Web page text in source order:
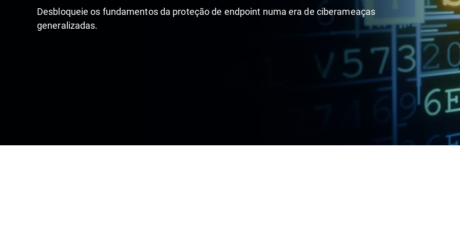
Desbloqueie os fundamentos da proteção de endpoint numa era de ciberameaças
generalizadas.